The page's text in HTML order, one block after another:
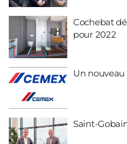
Cochebat
pour 2022
Un
Saint-